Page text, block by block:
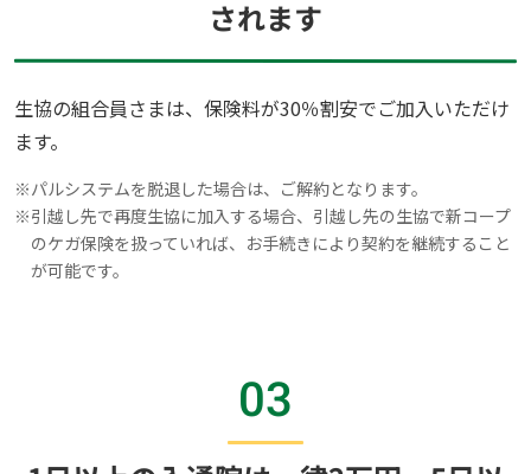
されます
生協の組合員さまは、保険料が30％割安でご加入いただけ
ます。
※パルシステムを脱退した場合は、ご解約となります。
※引越し先で再度生協に加入する場合、引越し先の生協で新コープ
のケガ保険を扱っていれば、お手続きにより契約を継続すること
が可能です。
03